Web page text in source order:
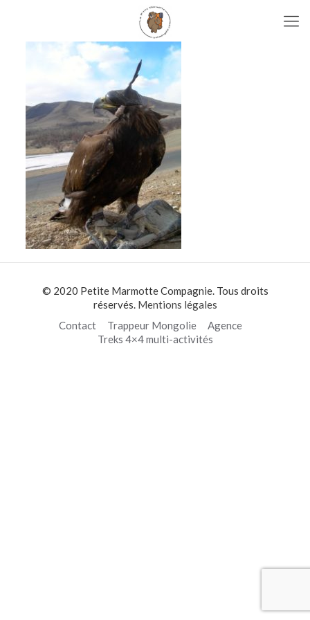
© 2020 Petite Marmotte Compagnie. Tous droits
réservés. Mentions légales
Contact
Trappeur Mongolie
Agence
Treks 4×4 multi-activités